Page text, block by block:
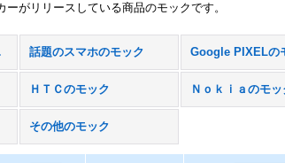
がリリースしている商品のモックです。
) 話題のスマホのモック Google PIXELの
ＨＴＣのモック Ｎｏｋｉａのモッ
その他のモック